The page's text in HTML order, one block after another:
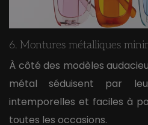
6. Montures métalliques
​À côté des modèles
métal séduisent par
intemporelles et faciles à
toutes les occasions.